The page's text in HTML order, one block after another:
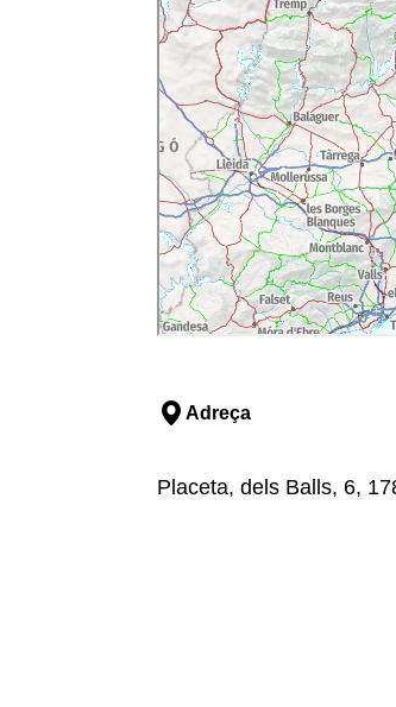
Adreça
Placeta, dels Balls, 6,